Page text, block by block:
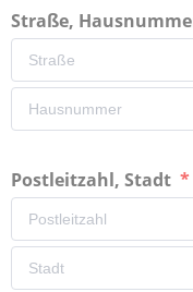
Straße,
Postleitzahl, Stadt